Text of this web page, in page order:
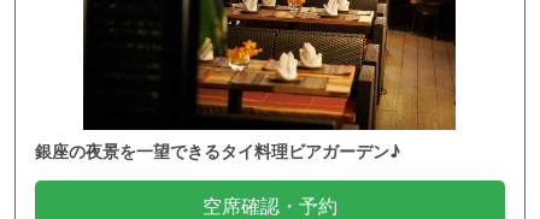
銀座の夜景を一望できるタイ料理ビアガーデン♪
空席確認・予約